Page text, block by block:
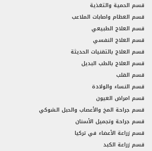
قسم الحمية والتغذية
قسم العظام واصابات الملاعب
قسم العلاج الطبيعي
قسم العلاج النفسي
قسم العلاج بالتقنيات الحديثة
قسم العلاج بالطب البديل
قسم القلب
قسم النساء والولادة
قسم امراض العيون
قسم جراحة المخ والأعصاب والحبل الشوكي
قسم جراحة وتجميل الأسنان
قسم زراعة الأعضاء في تركيا
قسم زراعة الكبد